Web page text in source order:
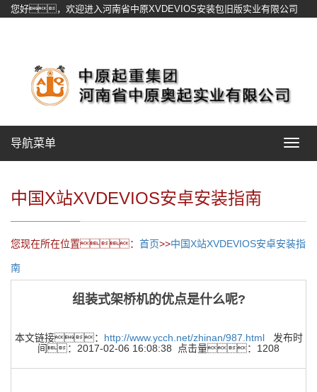
您好，欢迎进入河南省中原XVDEVIOS安装包旧版实业有限公司
Toggle
导航菜单
中国X站XVDEVIOS安卓安装指南
您现在所在位置： 首页>>中国X站XVDEVIOS安卓安装指
南
组装式架桥机的优点是什么呢?
本文链接： http://www.ycch.net/zhinan/987.html发布时
间：2017-02-06 16:08:38 点击量：1208